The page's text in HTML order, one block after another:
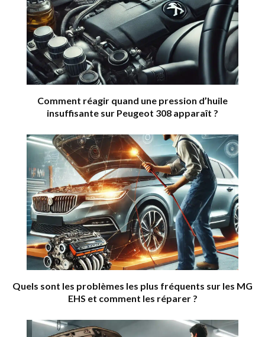
Comment réagir quand une pression d’huile
insuffisante sur Peugeot 308 apparaît ?
Quels sont les problèmes les plus fréquents sur les MG
EHS et comment les réparer ?